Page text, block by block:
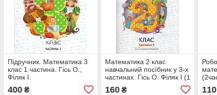
Підручник. Математика 3
клас 1 частина. Гісь О.,
Філяк І.
400 ₴
Математика 2 клас
навчальний посїбник у 3-х
частинах. Гісь О. Філяк І (1
160₴ 110